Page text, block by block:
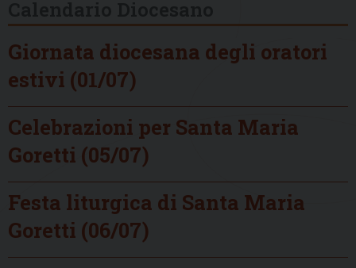
Giornata diocesana degli oratori
estivi (01/07)
Celebrazioni per Santa Maria
Goretti (05/07)
Festa liturgica di Santa Maria
Goretti (06/07)